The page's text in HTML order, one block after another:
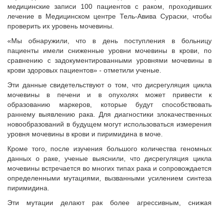
медицинские записи 100 пациентов с раком, проходивших
лечение в Медицинском центре Тель-Авива Сураски, чтобы
проверить их уровень мочевины.
«Мы обнаружили, что в день поступления в больницу
пациенты имели сниженные уровни мочевины в крови, по
сравнению с задокументированными уровнями мочевины в
крови здоровых пациентов» - отметили ученые.
Эти данные свидетельствуют о том, что дисрегуляция цикла
мочевины в печени и в опухолях может привести к
образованию маркеров, которые будут способствовать
раннему выявлению рака. Для диагностики злокачественных
новообразований в будущем могут использоваться измерения
уровня мочевины в крови и пиримидина в моче.
Кроме того, после изучения большого количества геномных
данных о раке, ученые выяснили, что дисрегуляция цикла
мочевины встречается во многих типах рака и сопровождается
определенными мутациями, вызванными усилением синтеза
пиримидина.
Эти мутации делают рак более агрессивным, снижая